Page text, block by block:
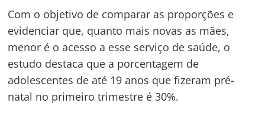
Com o objetivo de comparar as proporções e
evidenciar que, quanto mais novas as mães,
menor é o acesso a esse serviço de saúde, o
estudo destaca que a porcentagem de
adolescentes de até 19 anos que fizeram pré-
natal no primeiro trimestre é 30%.